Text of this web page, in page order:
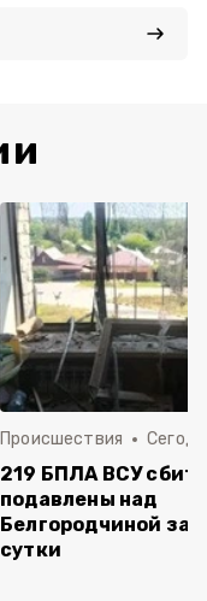
Происшествия
219 БПЛА ВСУ
подавлены над
Белгородчиной за
сутки